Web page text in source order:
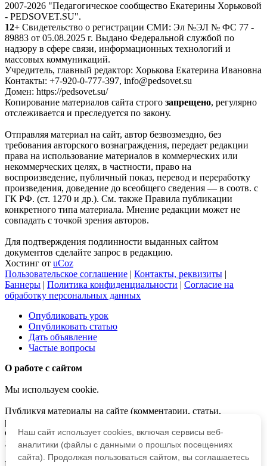
2007-2026 "Педагогическое сообщество Екатерины Хорьковой
- PEDSOVET.SU".
12+ Свидетельство о регистрации СМИ: Эл №ЭЛ № ФС 77 -
89883 от 05.08.2025 г. Выдано Федеральной службой по
надзору в сфере связи, информационных технологий и
массовых коммуникаций.
Учредитель, главный редактор: Хорькова Екатерина Ивановна
Контакты: +7-920-0-777-397, info@pedsovet.su
Домен: https://pedsovet.su/
Копирование материалов сайта строго запрещено, регулярно
отслеживается и преследуется по закону.
Отправляя материал на сайт, автор безвозмездно, без
требования авторского вознаграждения, передает редакции
права на использование материалов в коммерческих или
некоммерческих целях, в частности, право на
воспроизведение, публичный показ, перевод и переработку
произведения, доведение до всеобщего сведения — в соотв. с
ГК РФ. (ст. 1270 и др.). См. также Правила публикации
конкретного типа материала. Мнение редакции может не
совпадать с точкой зрения авторов.
Для подтверждения подлинности выданных сайтом
документов сделайте запрос в редакцию.
Хостинг от uCoz
Пользовательское соглашение | Контакты, реквизиты |
Баннеры | Политика конфиденциальности | Согласие на
обработку персональных данных
Опубликовать урок
Опубликовать статью
Дать объявление
Частые вопросы
О работе с сайтом
Мы используем cookie.
Публикуя материалы на сайте (комментарии, статьи,
разработки и др.), пользователи берут на себя всю
ответственность за содержание материалов и разрешение
любых спорных вопросов с третьми лицами.
Наш сайт использует cookies, включая сервисы веб-
аналитики (файлы с данными о прошлых посещениях
сайта). Продолжая пользоваться сайтом, вы соглашаетесь